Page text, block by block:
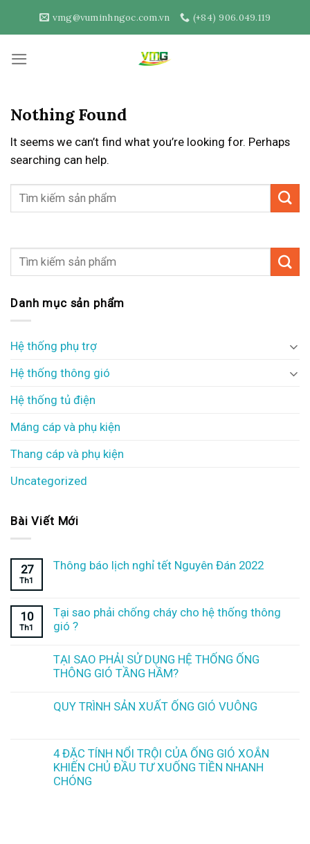
vmg@vuminhngoc.com.vn (+84) 906.049.119
Nothing Found
It seems we can’t find what you’re looking for. Perhaps
searching can help.
Danh mục sản phẩm
Hệ thống phụ trợ
Hệ thống thông gió
Hệ thống tủ điện
Máng cáp và phụ kiện
Thang cáp và phụ kiện
Uncategorized
Bài Viết Mới
27
Th1
Thông báo lịch nghỉ tết Nguyên Đán 2022
10
Th1
Tại sao phải chống cháy cho hệ thống thông
gió ?
TẠI SAO PHẢI SỬ DỤNG HỆ THỐNG ỐNG
THÔNG GIÓ TẦNG HẦM?
QUY TRÌNH SẢN XUẤT ỐNG GIÓ VUÔNG
4 ĐẶC TÍNH NỔI TRỘI CỦA ỐNG GIÓ XOẮN
KHIẾN CHỦ ĐẦU TƯ XUỐNG TIỀN NHANH
CHÓNG